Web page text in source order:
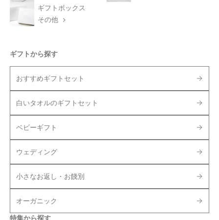
ギフトボックス
その他
ギフトから探す
おすすめギフトセット
白いタオルのギフトセット
ベビーギフト
ウェディング
小さなお返し・お餞別
オーガニック
特集から探す